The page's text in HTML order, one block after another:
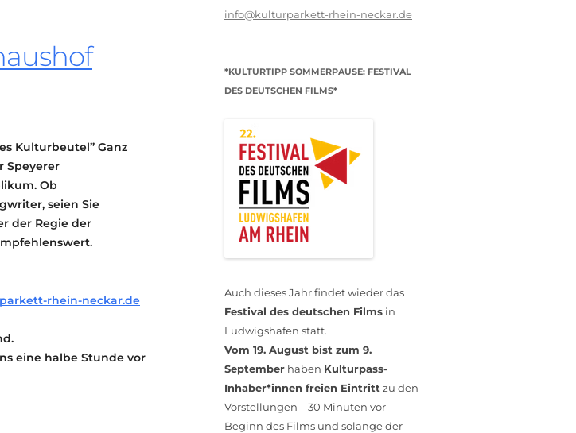
Kulturbeutel” Ganz
Speyerer
Ob
seien Sie
der Regie der
rhein-neckar.de
eine halbe Stunde vor
info@kulturparkett-rhein-neckar.de
*KULTURTIPP SOMMERPAUSE: FESTIVAL
DES DEUTSCHEN FILMS*
Auch dieses Jahr findet wieder das
Festival des deutschen Films in
Ludwigshafen statt.
Vom 19. August bist zum 9.
September haben Kulturpass-
Inhaber*innen freien Eintritt zu den
Vorstellungen – 30 Minuten vor
Beginn des Films und solange der